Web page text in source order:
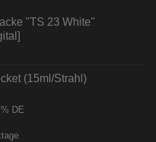
"TS 23 White"
(15ml/Strahl)
DE